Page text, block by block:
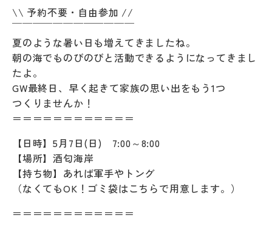
\\ 予約不要・自由参加 //
￣￣￣￣￣￣￣￣￣￣￣￣
夏のような暑い日も増えてきましたね。
朝の海でものびのびと活動できるようになってきまし
たよ。
GW最終日、早く起きて家族の思い出をもう1つ
つくりませんか！
＝＝＝＝＝＝＝＝＝＝＝＝
【日時】5月7日(日) 7:00～8:00
【場所】酒匂海岸
【持ち物】あれば軍手やトング
（なくてもOK！ゴミ袋はこちらで用意します。）
＝＝＝＝＝＝＝＝＝＝＝＝